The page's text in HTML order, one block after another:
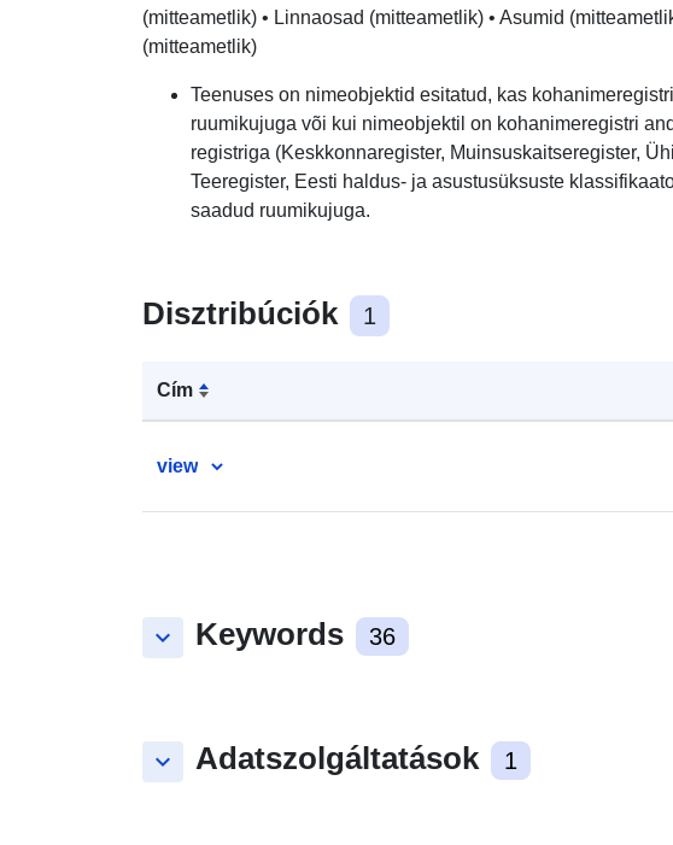
(mitteametlik) • Linnaosad (mitteametlik) • Asumid
(mitteametlik)
Teenuses on nimeobjektid esitatud, kas
ruumikujuga või kui nimeobjektil on kohanimeregistri
registriga (Keskkonnaregister, Muinsuskaitseregister,
Teeregister, Eesti haldus- ja asustusüksuste
saadud ruumikujuga.
Disztribúciók 1
Cím
view
keyboard_arrow_down Keywords 36
keyboard_arrow_down Adatszolgáltatások 1